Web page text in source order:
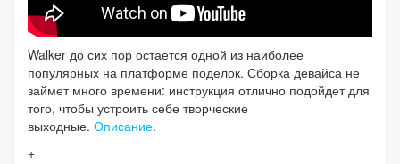
Walker до сих пор остается одной из наиболее
популярных на платформе поделок. Сборка девайса не
займет много времени: инструкция отлично подойдет для
того, чтобы устроить себе творческие
выходные. Описание.
+